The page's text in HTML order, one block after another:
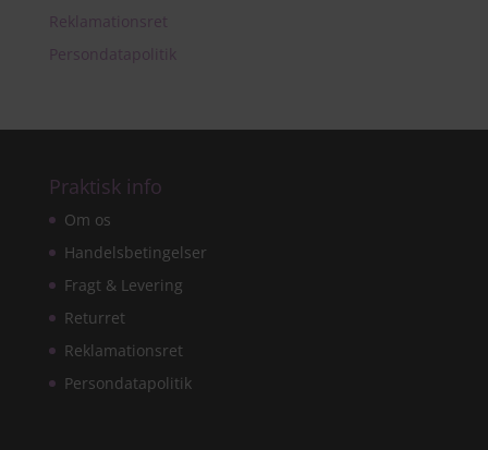
Reklamationsret
Persondatapolitik
Praktisk info
Om os
Handelsbetingelser
Fragt & Levering
Returret
Reklamationsret
Persondatapolitik